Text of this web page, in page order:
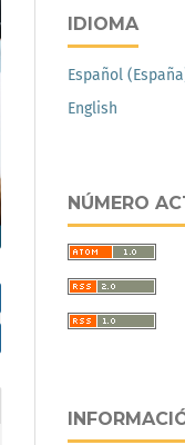
IDIOMA
Español
English
NÚMERO